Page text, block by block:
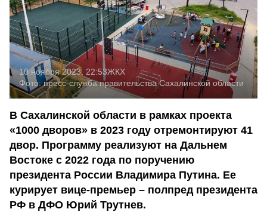
10 ноября 2023, 22:53ЖКХ
Фото:пресс-служба правительства Сахалинской области
В Сахалинской области в рамках проекта
«1000 дворов» в 2023 году отремонтируют 41
двор. Программу реализуют на Дальнем
Востоке с 2022 года по поручению
президента России Владимира Путина. Ее
курирует вице-премьер – полпред президента
РФ в ДФО Юрий Трутнев.